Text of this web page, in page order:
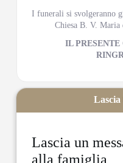
I funerali si svolgeranno
Chiesa B. V.
IL
Lascia un
alla famiglia
Lascia